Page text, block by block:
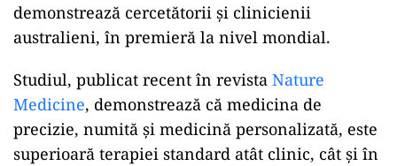
demonstrează cercetătorii și clinicienii
australieni, în premieră la nivel mondial.
Studiul, publicat recent în revista Nature
Medicine, demonstrează că medicina de
precizie, numită și medicină personalizată, este
superioară terapiei standard atât clinic, cât și în